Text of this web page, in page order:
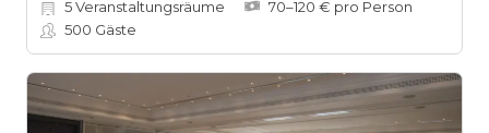
5Veranstaltungsräume
70–120 € pro Person
500 Gäste